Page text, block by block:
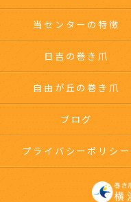
当センターの特徴
日吉の巻き爪
自由が丘の巻き爪
ブログ
プライバシーポリシー